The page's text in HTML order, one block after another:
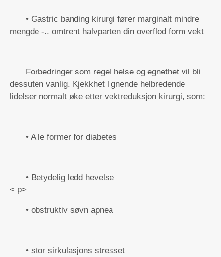
• Gastric banding kirurgi fører marginalt mindre
mengde -.. omtrent halvparten din overflod form vekt
Forbedringer som regel helse og egnethet vil bli
dessuten vanlig. Kjekkhet lignende helbredende
lidelser normalt øke etter vektreduksjon kirurgi, som:
• Alle former for diabetes
• Betydelig ledd hevelse
< p>
• obstruktiv søvn apnea
• stor sirkulasjons stresset